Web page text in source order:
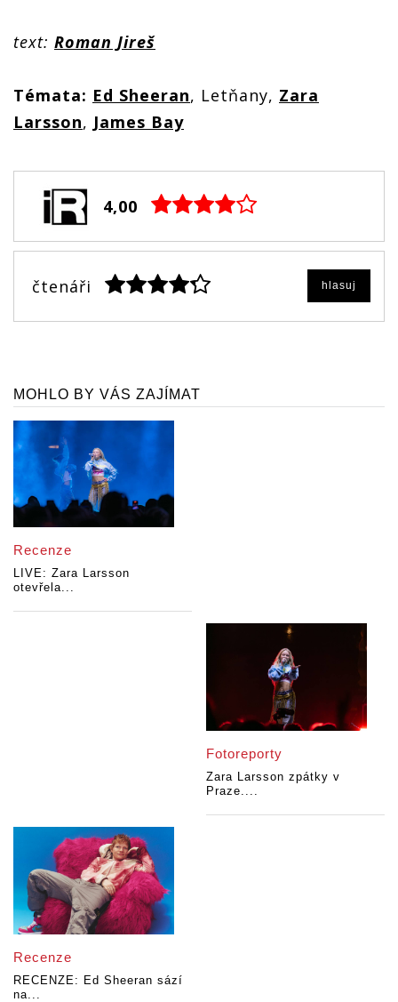
text: Roman Jireš
Témata: Ed Sheeran, Letňany, Zara
Larsson, James Bay
4,00
čtenáři hlasuj
MOHLO BY VÁS ZAJÍMAT
Recenze
LIVE: Zara Larsson
otevřela...
Fotoreporty
Zara Larsson zpátky v
Praze....
Recenze
RECENZE: Ed Sheeran sází
na...